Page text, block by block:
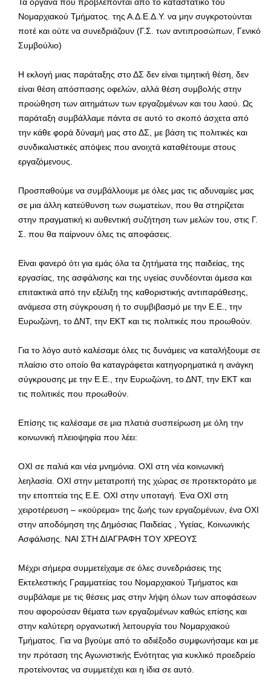
Τα όργανα που προβλέπονται από το καταστατικό του
Νομαρχιακού Τμήματος. της Α.Δ.Ε.Δ.Υ. να μην συγκροτούνται
ποτέ και ούτε να συνεδριάζουν (Γ.Σ. των αντιπροσώπων, Γενικό
Συμβούλιο)
Η εκλογή μιας παράταξης στο ΔΣ δεν είναι τιμητική θέση, δεν
είναι θέση απόσπασης οφελών, αλλά θέση συμβολής στην
προώθηση των αιτημάτων των εργαζομένων και του λαού. Ως
παράταξη συμβάλλαμε πάντα σε αυτό το σκοπό άσχετα από
την κάθε φορά δύναμή μας στο ΔΣ, με βάση τις πολιτικές και
συνδικαλιστικές απόψεις που ανοιχτά καταθέτουμε στους
εργαζόμενους.
Προσπαθούμε να συμβάλλουμε με όλες μας τις αδυναμίες μας
σε μια άλλη κατεύθυνση των σωματείων, που θα στηρίζεται
στην πραγματική κι αυθεντική συζήτηση των μελών του, στις Γ.
Σ. που θα παίρνουν όλες τις αποφάσεις.
Είναι φανερό ότι για εμάς όλα τα ζητήματα της παιδείας, της
εργασίας, της ασφάλισης και της υγείας συνδέονται άμεσα και
επιτακτικά από την εξέλιξη της καθοριστικής αντιπαράθεσης,
ανάμεσα στη σύγκρουση ή το συμβιβασμό με την Ε.Ε., την
Ευρωζώνη, το ΔΝΤ, την ΕΚΤ και τις πολιτικές που προωθούν.
Για το λόγο αυτό καλέσαμε όλες τις δυνάμεις να καταλήξουμε σε
πλαίσιο στο οποίο θα καταγράφεται κατηγορηματικά η ανάγκη
σύγκρουσης με την Ε.Ε., την Ευρωζώνη, το ΔΝΤ, την ΕΚΤ και
τις πολιτικές που προωθούν.
Επίσης τις καλέσαμε σε μια πλατιά συσπείρωση με όλη την
κοινωνική πλειοψηφία που λέει:
ΟΧΙ σε παλιά και νέα μνημόνια. ΟΧΙ στη νέα κοινωνική
λεηλασία. ΟΧΙ στην μετατροπή της χώρας σε προτεκτοράτο με
την εποπτεία της Ε.Ε. ΟΧΙ στην υποταγή. Ένα ΟΧΙ στη
χειροτέρευση – «κούρεμα» της ζωής των εργαζομένων, ένα ΟΧΙ
στην αποδόμηση της Δημόσιας Παιδείας , Υγείας, Κοινωνικής
Ασφάλισης. ΝΑΙ ΣΤΗ ΔΙΑΓΡΑΦΗ ΤΟΥ ΧΡΕΟΥΣ
Μέχρι σήμερα συμμετείχαμε σε όλες συνεδριάσεις της
Εκτελεστικής Γραμματείας του Νομαρχιακού Τμήματος και
συμβάλαμε με τις θέσεις μας στην λήψη όλων των αποφάσεων
που αφορούσαν θέματα των εργαζομένων καθώς επίσης και
στην καλύτερη οργανωτική λειτουργία του Νομαρχιακού
Τμήματος. Για να βγούμε από το αδιέξοδο συμφωνήσαμε και με
την πρόταση της Αγωνιστικής Ενότητας για κυκλικό προεδρείο
προτείνοντας να συμμετέχει και η ίδια σε αυτό.